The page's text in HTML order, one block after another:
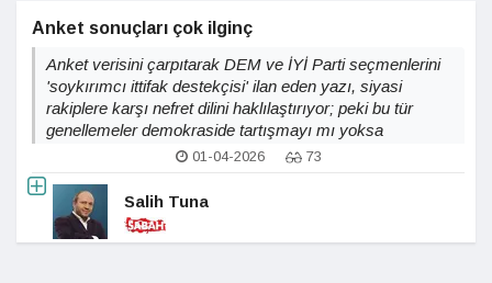
Anket sonuçları çok ilginç
Anket verisini çarpıtarak DEM ve İYİ Parti seçmenlerini
'soykırımcı ittifak destekçisi' ilan eden yazı, siyasi
rakiplere karşı nefret dilini haklılaştırıyor; peki bu tür
genellemeler demokraside tartışmayı mı yoksa
polarizasyonu mu derinleştirir?
01-04-2026 73
Salih Tuna